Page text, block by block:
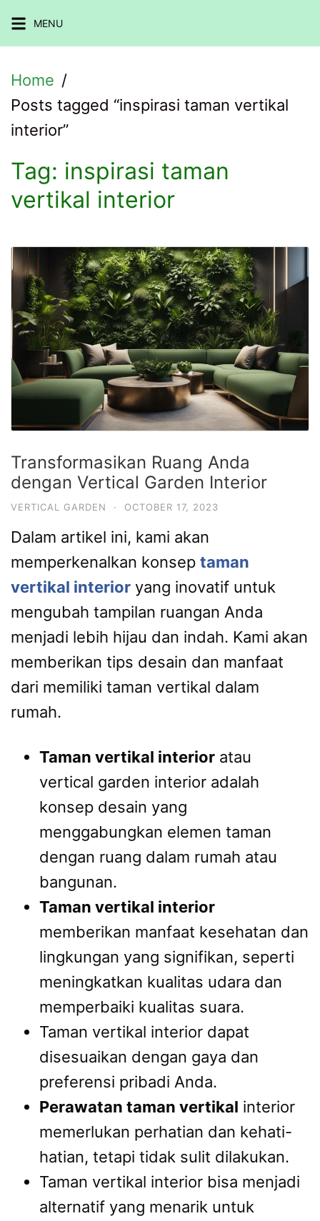
to
MENU
Home
Posts tagged “inspirasi taman vertikal
interior”
Tag: inspirasi taman
vertikal interior
Transformasikan Ruang Anda
dengan Vertical Garden Interior
VERTICAL GARDEN · OCTOBER 17, 2023
Dalam artikel ini, kami akan
memperkenalkan konsep taman
vertikal interior yang inovatif untuk
mengubah tampilan ruangan Anda
menjadi lebih hijau dan indah. Kami akan
memberikan tips desain dan manfaat
dari memiliki taman vertikal dalam
rumah.
Taman vertikal interior atau
vertical garden interior adalah
konsep desain yang
menggabungkan elemen taman
dengan ruang dalam rumah atau
bangunan.
Taman vertikal interior
memberikan manfaat kesehatan dan
lingkungan yang signifikan, seperti
meningkatkan kualitas udara dan
memperbaiki kualitas suara.
Taman vertikal interior dapat
disesuaikan dengan gaya dan
preferensi pribadi Anda.
Perawatan taman vertikal interior
memerlukan perhatian dan kehati-
hatian, tetapi tidak sulit dilakukan.
Taman vertikal interior bisa menjadi
alternatif yang menarik untuk